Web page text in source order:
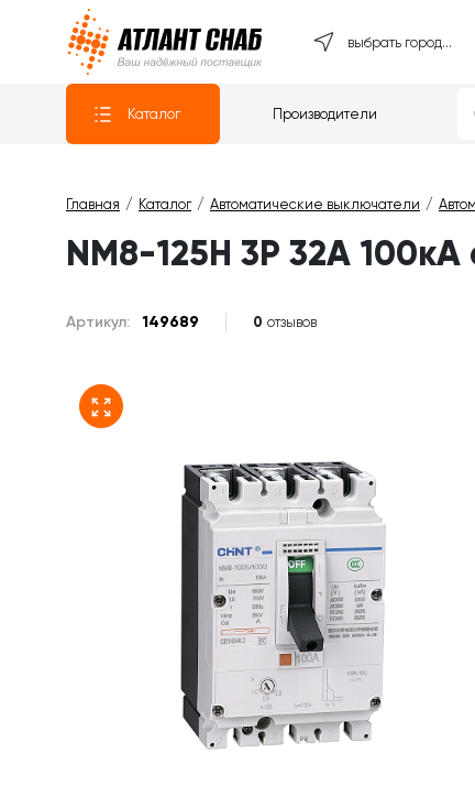
Атлантснаб
выбрать город...
Каталог Производители
Главная Каталог Автоматические выключатели
NM8-125H 3P 32А
Артикул: 149689